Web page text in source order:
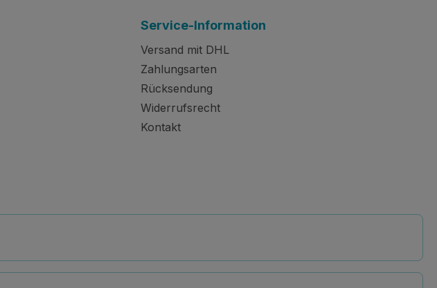
Service-Information
Versand mit DHL
Zahlungsarten
Rücksendung
Widerrufsrecht
Kontakt